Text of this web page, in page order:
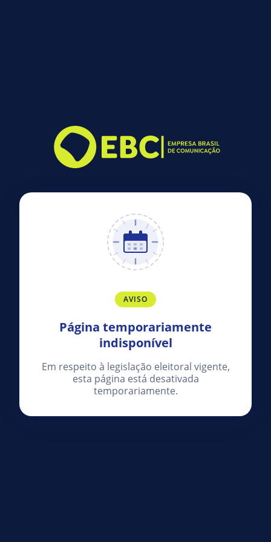
AVISO
Página temporariamente
indisponível
Em respeito à legislação eleitoral vigente,
esta página está desativada
temporariamente.